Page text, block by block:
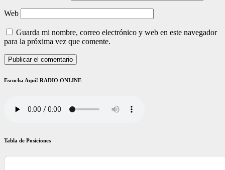
Web
Guarda mi nombre, correo electrónico y web en este navegador
para la próxima vez que comente.
Escucha Aquí! RADIO ONLINE
Tabla de Posiciones